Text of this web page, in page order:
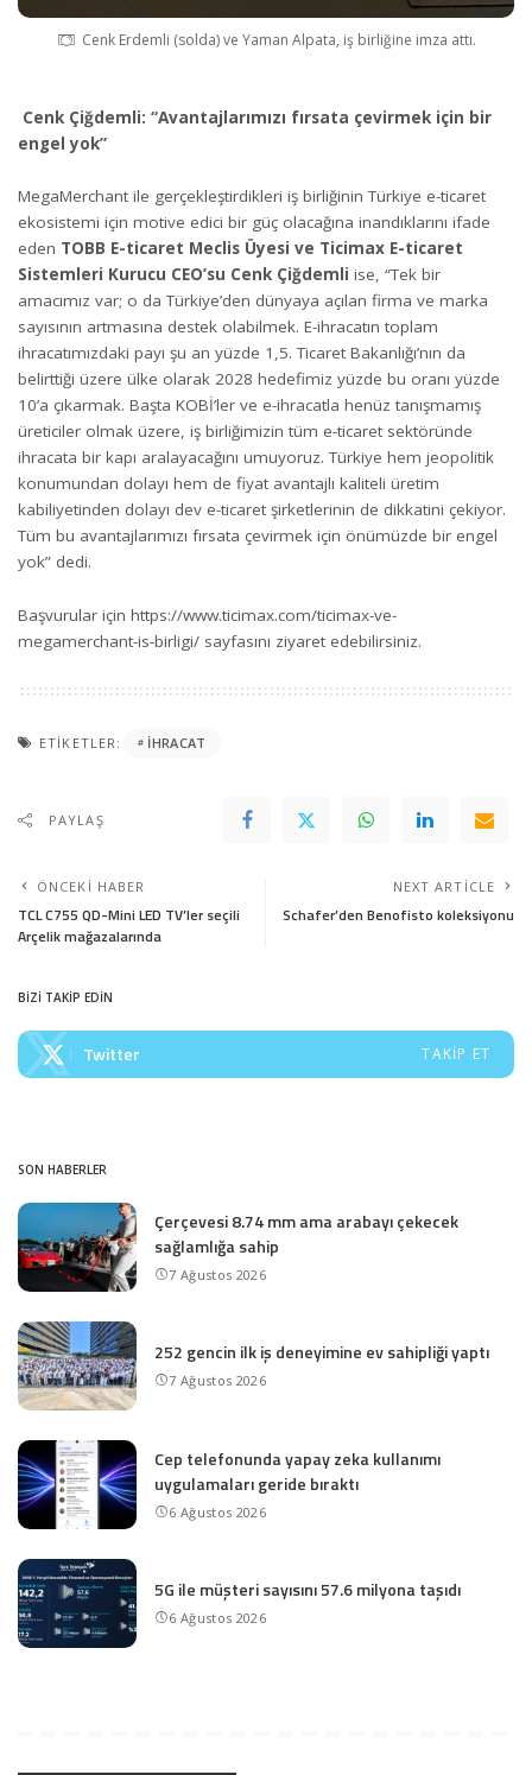
Cenk Erdemli (solda) ve Yaman Alpata, iş birliğine imza attı.
Cenk Çiğdemli: “Avantajlarımızı fırsata çevirmek için bir
engel yok”
MegaMerchant ile gerçekleştirdikleri iş birliğinin Türkiye e-ticaret
ekosistemi için motive edici bir güç olacağına inandıklarını ifade
eden TOBB E-ticaret Meclis Üyesi ve Ticimax E-ticaret
Sistemleri Kurucu CEO’su Cenk Çiğdemli ise, “Tek bir
amacımız var; o da Türkiye’den dünyaya açılan firma ve marka
sayısının artmasına destek olabilmek. E-ihracatın toplam
ihracatımızdaki payı şu an yüzde 1,5. Ticaret Bakanlığı’nın da
belirttiği üzere ülke olarak 2028 hedefimiz yüzde bu oranı yüzde
10’a çıkarmak. Başta KOBİ’ler ve e-ihracatla henüz tanışmamış
üreticiler olmak üzere, iş birliğimizin tüm e-ticaret sektöründe
ihracata bir kapı aralayacağını umuyoruz. Türkiye hem jeopolitik
konumundan dolayı hem de fiyat avantajlı kaliteli üretim
kabiliyetinden dolayı dev e-ticaret şirketlerinin de dikkatini çekiyor.
Tüm bu avantajlarımızı fırsata çevirmek için önümüzde bir engel
yok” dedi.
Başvurular için https://www.ticimax.com/ticimax-ve-
megamerchant-is-birligi/ sayfasını ziyaret edebilirsiniz.
ETIKETLER: IHRACAT
PAYLAŞ
ÖNCEKI HABER
TCL C755 QD-Mini LED TV’ler seçili
Arçelik mağazalarında
NEXT ARTICLE
Schafer’den Benofisto koleksiyonu
BİZİ TAKİP EDİN
Twitter TAKIP ET
SON HABERLER
Çerçevesi 8.74 mm ama arabayı çekecek
sağlamlığa sahip
7 Ağustos 2026
252 gencin ilk iş deneyimine ev sahipliği yaptı
7 Ağustos 2026
Cep telefonunda yapay zeka kullanımı
uygulamaları geride bıraktı
6 Ağustos 2026
5G ile müşteri sayısını 57.6 milyona taşıdı
6 Ağustos 2026